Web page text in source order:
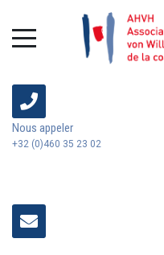
Nous appeler
+32 (0)460 35 23 02